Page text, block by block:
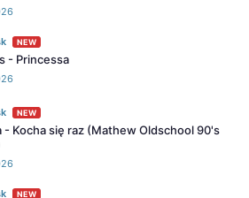
NEW
- Princessa
NEW
- Kocha się raz (Mathew Oldschool 90's
NEW